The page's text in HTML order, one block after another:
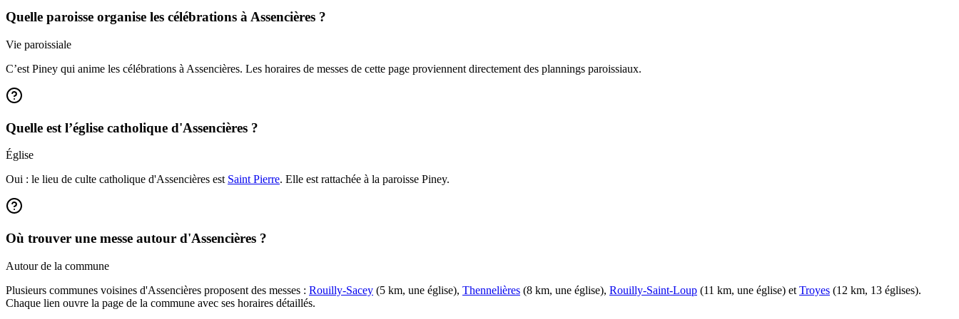
Quelle paroisse organise les célébrations à Assencières ?
Vie paroissiale
C’est Piney qui anime les célébrations à Assencières. Les horaires de messes de cette page proviennent directement des plannings paroissiaux.
Quelle est l’église catholique d'Assencières ?
Église
Oui : le lieu de culte catholique d'Assencières est Saint Pierre. Elle est rattachée à la paroisse Piney.
Où trouver une messe autour d'Assencières ?
Autour de la commune
Plusieurs communes voisines d'Assencières proposent des messes : Rouilly-Sacey (5 km, une église), Thennelières (8 km, une église), Rouilly-Saint-Loup (11 km, une église) et Troyes (12 km, 13 églises).
Chaque lien ouvre la page de la commune avec ses horaires détaillés.